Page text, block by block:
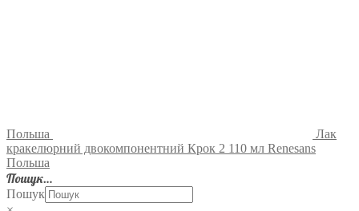
Польша
Лак
кракелюрний двокомпонентний Крок 2 110 мл Renesans
Польша
Пошук…
Пошук